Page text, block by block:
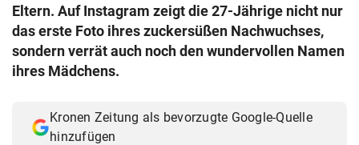
Eltern. Auf Instagram zeigt die 27-Jährige nicht nur
das erste Foto ihres zuckersüßen Nachwuchses,
sondern verrät auch noch den wundervollen Namen
ihres Mädchens.
Kronen Zeitung als bevorzugte Google-Quelle
hinzufügen